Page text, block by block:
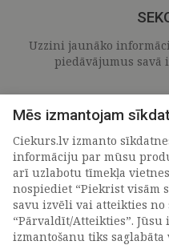
Uzzini jaunāko
piedāvājumus savā
PIETEIKTIES MŪSU
Mēs izmantojam
Ciekurs.lv izmanto
informāciju par mūsu
arī uzlabotu tīmekļa
nospiediet “Piekrist visām
savu izvēli vai atteikties
“Pārvaldīt/Atteikties”.
izmantošanu tiks saglabāta